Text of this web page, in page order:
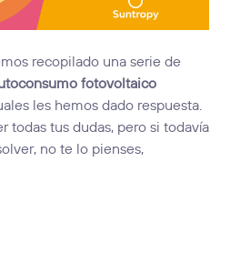
recopilado una serie de
fotovoltaico
les hemos dado respuesta.
todas tus dudas, pero si todavía
no te lo pienses,